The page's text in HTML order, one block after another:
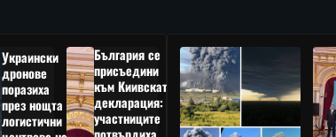
Украински
дронове
поразиха
през нощта
логистични
България се
присъедини
към Киивската
декларация:
участниците